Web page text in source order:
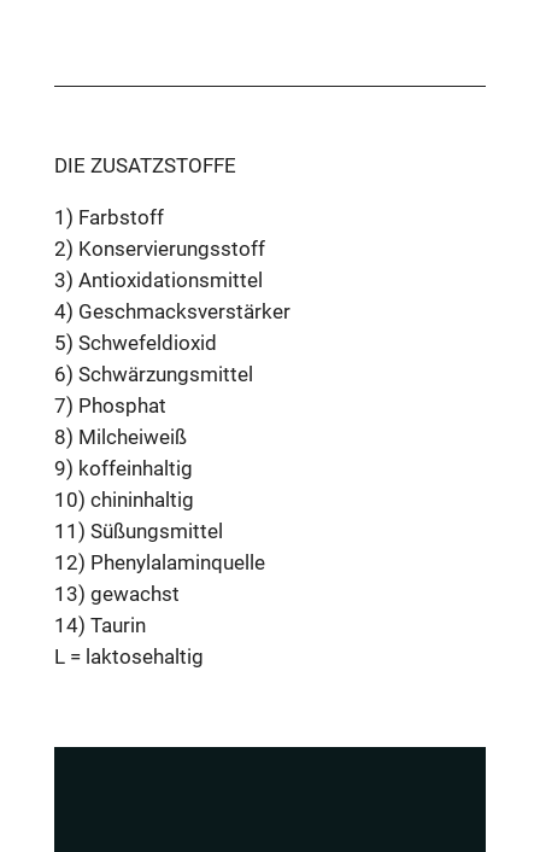
DIE ZUSATZSTOFFE
1) Farbstoff
2) Konservierungsstoff
3) Antioxidationsmittel
4) Geschmacksverstärker
5) Schwefeldioxid
6) Schwärzungsmittel
7) Phosphat
8) Milcheiweiß
9) koffeinhaltig
10) chininhaltig
11) Süßungsmittel
12) Phenylalaminquelle
13) gewachst
14) Taurin
L = laktosehaltig